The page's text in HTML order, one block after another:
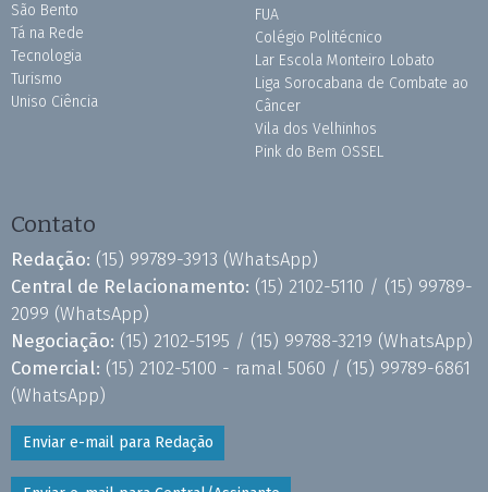
São Bento
Tá na Rede
Tecnologia
Turismo
Uniso Ciência
FUA
Colégio Politécnico
Lar Escola Monteiro Lobato
Liga Sorocabana de Combate ao
Câncer
Vila dos Velhinhos
Pink do Bem OSSEL
Contato
Redação: (15) 99789-3913 (WhatsApp)
Central de Relacionamento: (15) 2102-5110 / (15) 99789-
2099 (WhatsApp)
Negociação: (15) 2102-5195 / (15) 99788-3219 (WhatsApp)
Comercial: (15) 2102-5100 - ramal 5060 / (15) 99789-6861
(WhatsApp)
Enviar e-mail para Redação